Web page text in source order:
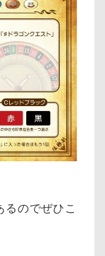
るのでぜひこ